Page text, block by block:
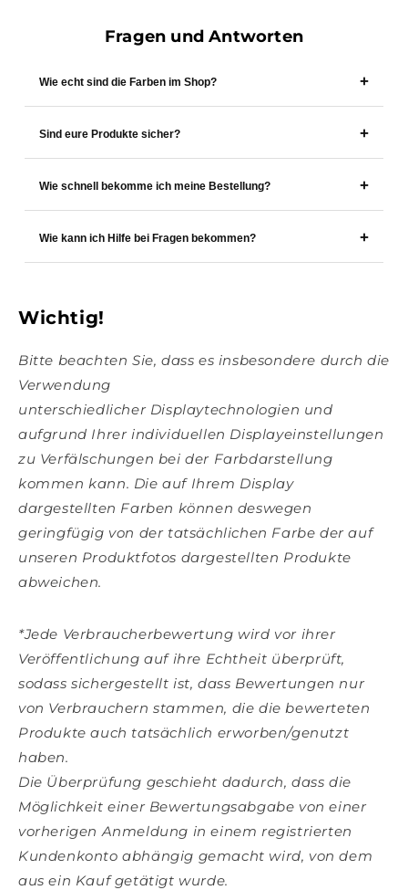
Fragen und Antworten
Wie echt sind die Farben im Shop?
Sind eure Produkte sicher?
Wie schnell bekomme ich meine Bestellung?
Wie kann ich Hilfe bei Fragen bekommen?
Wichtig!
Bitte beachten Sie, dass es insbesondere durch die
Verwendung
unterschiedlicher Displaytechnologien und
aufgrund Ihrer individuellen Displayeinstellungen
zu Verfälschungen bei der Farbdarstellung
kommen kann. Die auf Ihrem Display
dargestellten Farben können deswegen
geringfügig von der tatsächlichen Farbe der auf
unseren Produktfotos dargestellten Produkte
abweichen.
*Jede Verbraucherbewertung wird vor ihrer
Veröffentlichung auf ihre Echtheit überprüft,
sodass sichergestellt ist, dass Bewertungen nur
von Verbrauchern stammen, die die bewerteten
Produkte auch tatsächlich erworben/genutzt
haben.
Die Überprüfung geschieht dadurch, dass die
Möglichkeit einer Bewertungsabgabe von einer
vorherigen Anmeldung in einem registrierten
Kundenkonto abhängig gemacht wird, von dem
aus ein Kauf getätigt wurde.